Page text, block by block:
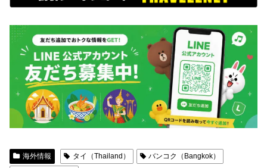
海外情報 タイ（Thailand）
バンコク（Bangkok）